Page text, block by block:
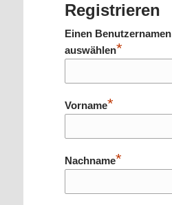
Registrieren
Einen Benutzernamen
auswählen*
Vorname*
Nachname*